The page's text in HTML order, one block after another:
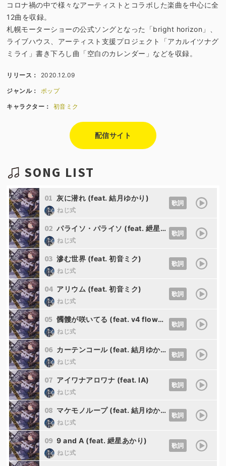
コロナ禍の中で様々なアーティストとコラボした楽曲を中心に全
12曲を収録。
札幌モーターショーの公式ソングとなった「bright horizon」、
ライブハウス、アーティスト支援プロジェクト「アカルイツナグ
ミライ」書き下ろし曲「空白のカレンダー」などを収録。
リリース： 2020.12.09
ジャンル： ポップ
キャラクター： 初音ミク
配信サイト
SONG LIST
01 灰に潜れ (feat. 結月ゆかり)
ねじ式
歌詞
02 パライソ・パライソ (feat. 紲星あかり)
ねじ式
歌詞
03 滲む世界 (feat. 初音ミク)
ねじ式
歌詞
04 アリウム (feat. 初音ミク)
ねじ式
歌詞
05 髑髏が咲いてる (feat. v4 flower)
ねじ式
歌詞
06 カーテンコール (feat. 結月ゆかり)
ねじ式
歌詞
07 アイワナアロワナ (feat. IA)
ねじ式
歌詞
08 マケモノループ (feat. 結月ゆかり)
ねじ式
歌詞
09 9 and A (feat. 紲星あかり)
ねじ式
歌詞